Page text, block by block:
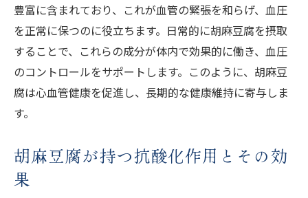
胡麻豆腐の隠れたビタミンの効果
胡麻豆腐の秘められたミネラルの役割
胡麻豆腐の栄養成分が疲労回復を促す理由
胡麻豆腐の栄養がむくみに効く理由
知られざる胡麻豆腐の栄養がストレスに効
豊富に含まれており、これが血管の緊張を和らげ、血圧
を正常に保つのに役立ちます。日常的に胡麻豆腐を摂取
することで、これらの成分が体内で効果的に働き、血圧
のコントロールをサポートします。このように、胡麻豆
腐は心血管健康を促進し、長期的な健康維持に寄与しま
す。
胡麻豆腐が持つ抗酸化作用とその効
果